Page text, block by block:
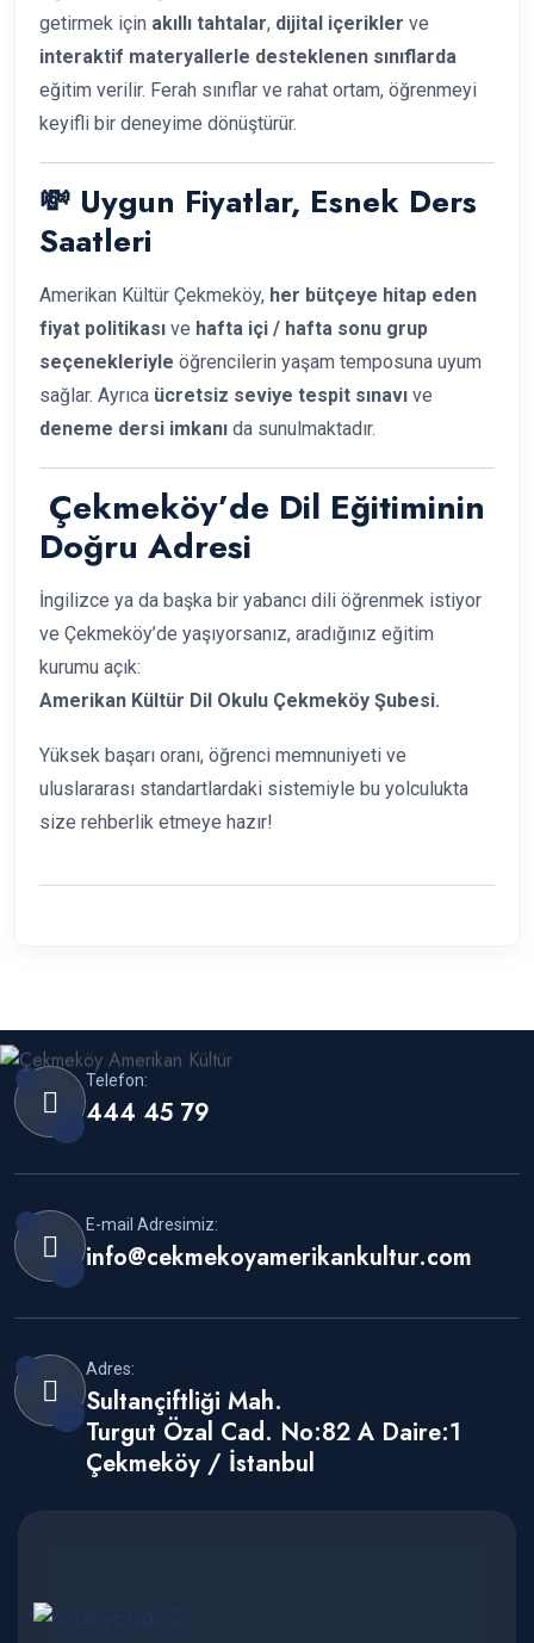
getirmek için akıllı tahtalar, dijital içerikler ve
interaktif materyallerle desteklenen sınıflarda
eğitim verilir. Ferah sınıflar ve rahat ortam, öğrenmeyi
keyifli bir deneyime dönüştürür.
💸 Uygun Fiyatlar, Esnek Ders
Saatleri
Amerikan Kültür Çekmeköy, her bütçeye hitap eden
fiyat politikası ve hafta içi / hafta sonu grup
seçenekleriyle öğrencilerin yaşam temposuna uyum
sağlar. Ayrıca ücretsiz seviye tespit sınavı ve
deneme dersi imkanı da sunulmaktadır.
Çekmeköy’de Dil Eğitiminin
Doğru Adresi
İngilizce ya da başka bir yabancı dili öğrenmek istiyor
ve Çekmeköy’de yaşıyorsanız, aradığınız eğitim
kurumu açık:
Amerikan Kültür Dil Okulu Çekmeköy Şubesi.
Yüksek başarı oranı, öğrenci memnuniyeti ve
uluslararası standartlardaki sistemiyle bu yolculukta
size rehberlik etmeye hazır!
Telefon:
444 45 79
E-mail Adresimiz:
info@cekmekoyamerikankultur.com
Adres:
Sultançiftliği Mah.
Turgut Özal Cad. No:82 A Daire:1
Çekmeköy / İstanbul